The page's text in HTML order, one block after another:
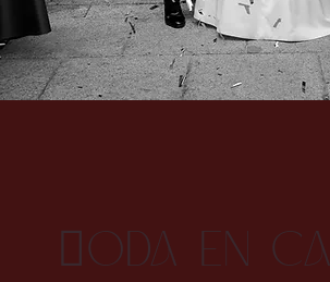
ODA EN